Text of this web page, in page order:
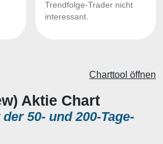
Trendfolge-Trader nicht
interessant.
Aktie Chart
50- und 200-Tage-
Charttool öffnen